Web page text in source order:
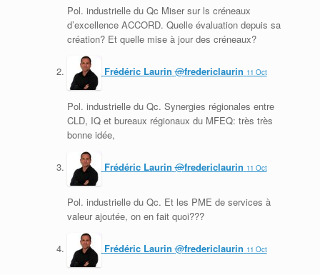
Pol. industrielle du Qc Miser sur ls créneaux
d’excellence ACCORD. Quelle évaluation depuis sa
création? Et quelle mise à jour des créneaux?
Frédéric Laurin ‏@fredericlaurin 11 Oct
Pol. industrielle du Qc. Synergies régionales entre
CLD, IQ et bureaux régionaux du MFEQ: très très
bonne idée,
Frédéric Laurin ‏@fredericlaurin 11 Oct
Pol. industrielle du Qc. Et les PME de services à
valeur ajoutée, on en fait quoi???
Frédéric Laurin ‏@fredericlaurin 11 Oct